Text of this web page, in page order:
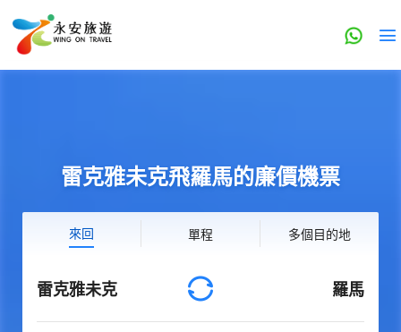
雷克雅未克飛羅馬的廉價機票
來回 單程 多個目的地
雷克雅未克 羅馬